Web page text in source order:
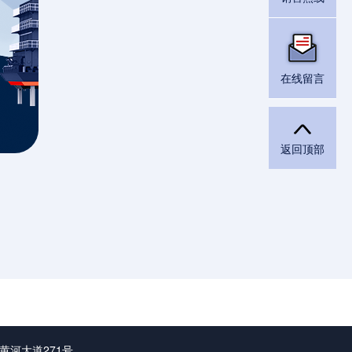
在线留言
返回顶部